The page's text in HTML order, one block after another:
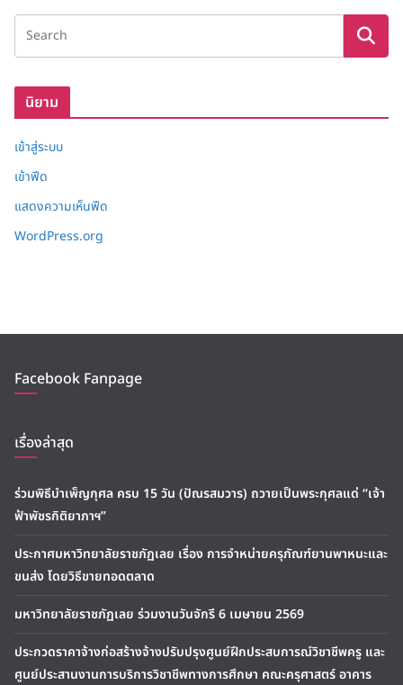
ง
ก็
นิยาม
เข้าสู่ระบบ
เข้าฟีด
แสดงความเห็นฟีด
WordPress.org
Facebook Fanpage
เรื่องล่าสุด
ร่วมพิธีบำเพ็ญกุศล ครบ 15 วัน (ปัณรสมวาร) ถวายเป็นพระกุศลแด่ “เจ้า
ฟ้าพัชรกิติยาภาฯ”
ประกาศมหาวิทยาลัยราชภัฏเลย เรื่อง การจำหน่ายครุภัณฑ์ยานพาหนะและ
ขนส่ง โดยวิธีขายทอดตลาด
มหาวิทยาลัยราชภัฏเลย ร่วมงานวันจักรี 6 เมษายน 2569
ประกวดราคาจ้างก่อสร้างจ้างปรับปรุงศูนย์ฝึกประสบการณ์วิชาชีพครู และ
ศูนย์ประสานงานการบริการวิชาชีพทางการศึกษา คณะครุศาสตร์ อาคาร